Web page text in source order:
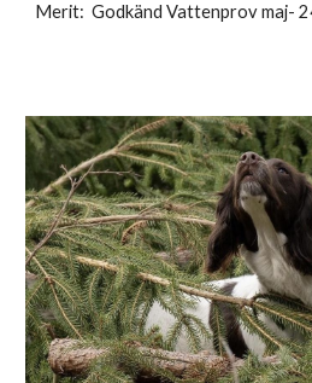
Merit: Godkänd Vattenprov maj-